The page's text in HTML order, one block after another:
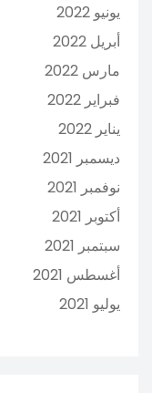
يونيو 2022
أبريل 2022
مارس 2022
فبراير 2022
يناير 2022
ديسمبر 2021
نوفمبر 2021
أكتوبر 2021
سبتمبر 2021
أغسطس 2021
يوليو 2021